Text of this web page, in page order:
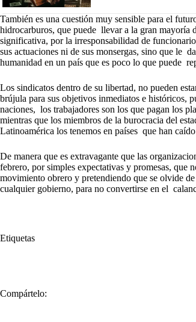
También es una cuestión muy sensible para el
hidrocarburos, que puede llevar a la gran mayoría
significativa, por la irresponsabilidad de
sus actuaciones ni de sus monsergas, sino que le
humanidad en un país que es poco lo que puede
Los sindicatos dentro de su libertad, no pueden
brújula para sus objetivos inmediatos e históricos,
naciones, los trabajadores son los que pagan los
mientras que los miembros de la burocracia del
Latinoamérica los tenemos en países que han
De manera que es extravagante que las
febrero, por simples expectativas y promesas,
movimiento obrero y pretendiendo que se olvide
cualquier gobierno, para no convertirse en el
Etiquetas
Compártelo: